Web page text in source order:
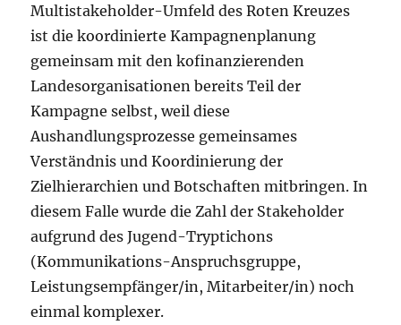
Multistakeholder-Umfeld des Roten Kreuzes
ist die koordinierte Kampagnenplanung
gemeinsam mit den kofinanzierenden
Landesorganisationen bereits Teil der
Kampagne selbst, weil diese
Aushandlungsprozesse gemeinsames
Verständnis und Koordinierung der
Zielhierarchien und Botschaften mitbringen. In
diesem Falle wurde die Zahl der Stakeholder
aufgrund des Jugend-Tryptichons
(Kommunikations-Anspruchsgruppe,
Leistungsempfänger/in, Mitarbeiter/in) noch
einmal komplexer.